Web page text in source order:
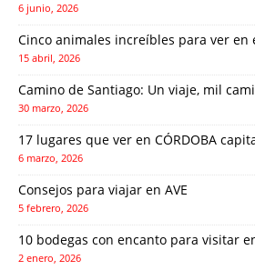
6 junio, 2026
Cinco animales increíbles para ver en
15 abril, 2026
Camino de Santiago: Un viaje, mil
30 marzo, 2026
17 lugares que ver en CÓRDOBA
6 marzo, 2026
Consejos para viajar en AVE
5 febrero, 2026
10 bodegas con encanto para visitar
2 enero, 2026